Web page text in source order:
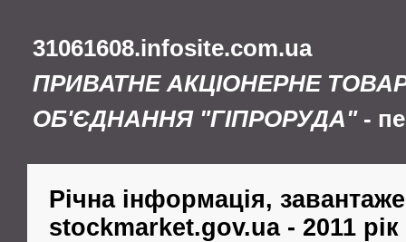
31061608.infosite.com.ua
ПРИВАТНЕ АКЦІОНЕРНЕ
ОБ'ЄДНАННЯ "ГІПРОРУДА"-
Річна інформація,
stockmarket.gov.ua - 2011 рік